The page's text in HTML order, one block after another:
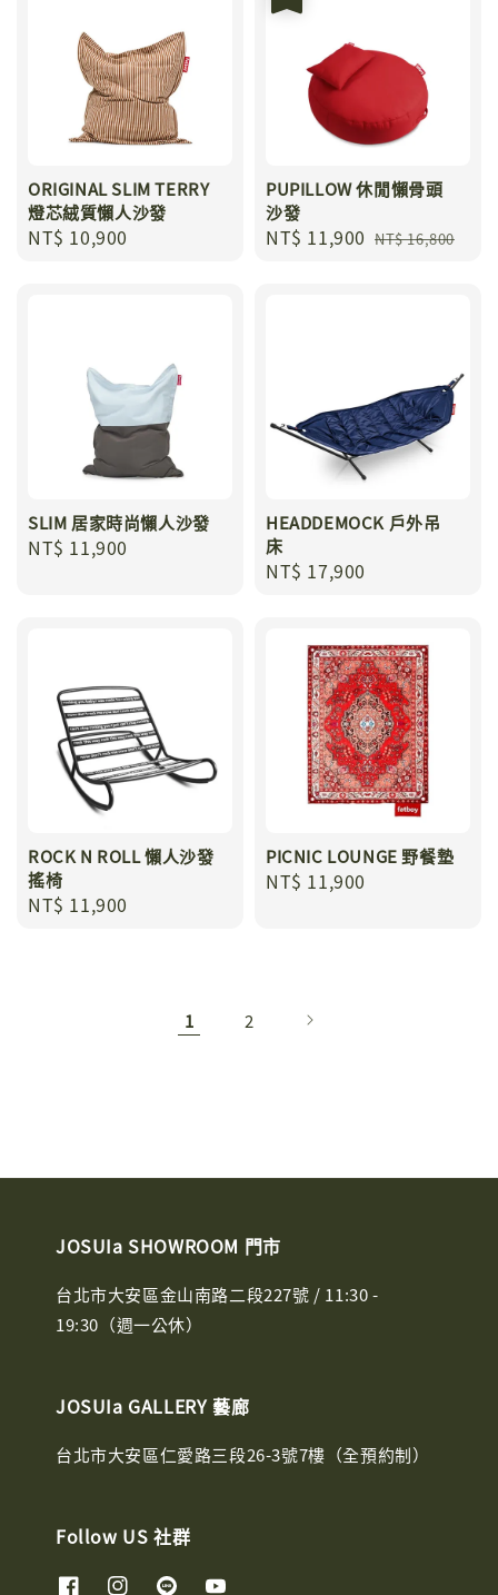
ORIGINAL SLIM TERRY
燈芯絨質懶人沙發
Regular
NT$ 10,900
PUPILLOW 休閒懶骨頭
沙發
Sale
NT$ 11,900 Regular
NT$ 16,800
SLIM 居家時尚懶人沙發
Regular
NT$ 11,900
HEADDEMOCK 戶外吊
床
Regular
NT$ 17,900
ROCK N ROLL 懶人沙發
搖椅
Regular
NT$ 11,900
PICNIC LOUNGE 野餐墊
Regular
NT$ 11,900
1 2
JOSUIa SHOWROOM 門市
台北市大安區金山南路二段227號 / 11:30 -
19:30（週一公休）
JOSUIa GALLERY 藝廊
台北市大安區仁愛路三段26-3號7樓（全預約制）
Follow US 社群